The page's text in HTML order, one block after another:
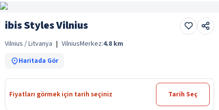
ibis Styles Vilnius
Vilnius / Litvanya | VilniusMerkez:4.8 km
Haritada Gör
Fiyatları görmek için tarih seçiniz Tarih Seç